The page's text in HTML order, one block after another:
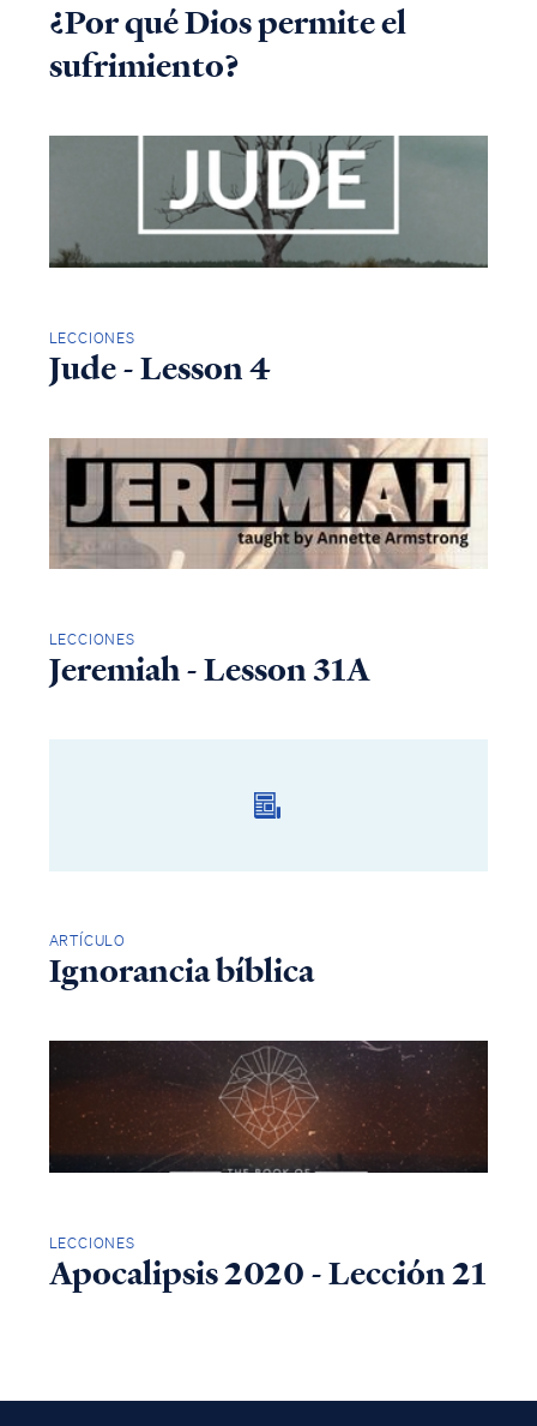
¿Por qué Dios permite el
sufrimiento?
LECCIONES
Jude - Lesson 4
LECCIONES
Jeremiah - Lesson 31A
ARTÍCULO
Ignorancia bíblica
LECCIONES
Apocalipsis 2020 - Lección 21